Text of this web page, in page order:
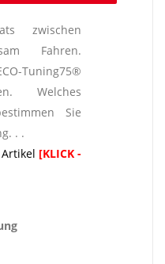
zwischen
Fahren.
Tuning75®
Welches
Sie
. .
[KLICK -